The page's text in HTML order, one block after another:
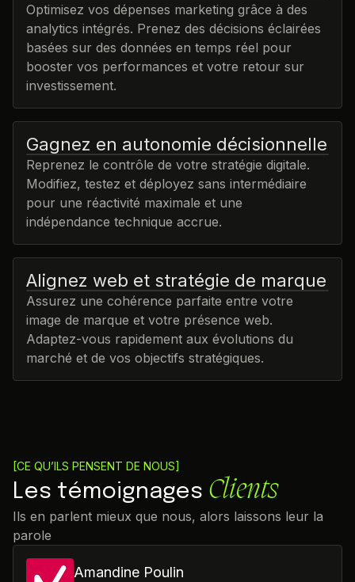
Optimisez vos dépenses marketing grâce à des
analytics intégrés. Prenez des décisions éclairées
basées sur des données en temps réel pour
booster vos performances et votre retour sur
investissement.
Gagnez en autonomie décisionnelle
Reprenez le contrôle de votre stratégie digitale.
Modifiez, testez et déployez sans intermédiaire
pour une réactivité maximale et une
indépendance technique accrue.
Alignez web et stratégie de marque
Assurez une cohérence parfaite entre votre
image de marque et votre présence web.
Adaptez-vous rapidement aux évolutions du
marché et de vos objectifs stratégiques.
[CE QU’ILS PENSENT DE NOUS]
Les témoignages Clients
Ils en parlent mieux que nous, alors laissons leur la
parole
Amandine Poulin